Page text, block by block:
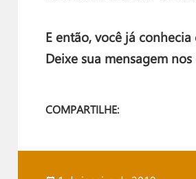
E então, você já
Deixe sua mensagem
COMPARTILHE: